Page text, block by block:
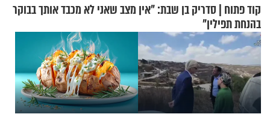
קוד פתוח | סדריק בן שבת: "אין מצב שאני לא מכבד אותך בבוקר
בהנחת תפילין"